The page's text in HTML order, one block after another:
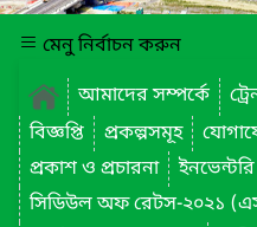
মেনু নির্বাচন করুন
আমাদের সম্পর্কে
বিজ্ঞপ্তি
প্রকল্পসমূহ
প্রকাশ ও প্রচারনা
সিডিউল অফ রেটস-২০২১